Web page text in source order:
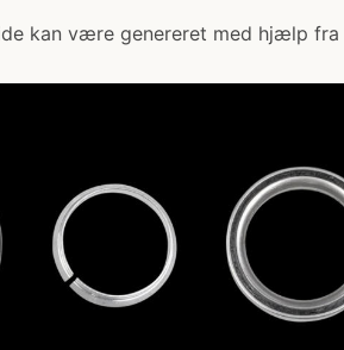
kan være genereret med hjælp fra